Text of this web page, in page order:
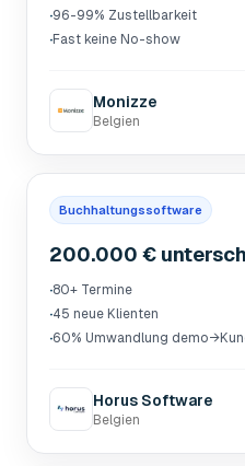
·96-99% Zustellbarkeit
·Fast keine No-show
Monizze
Belgien
Buchhaltungssoftware
200.000 €
·80+ Termine
·45 neue Klienten
·60% Umwandlung
Horus Software
Belgien